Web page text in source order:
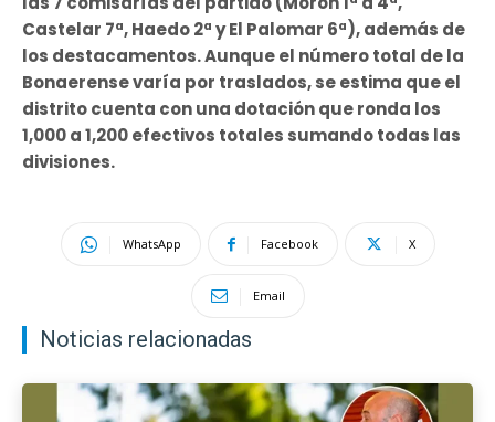
Castelar 7ª, Haedo 2ª y El Palomar 6ª), además de
los destacamentos. Aunque el número total de la
Bonaerense varía por traslados, se estima que el
distrito cuenta con una dotación que ronda los
1,000 a 1,200 efectivos totales sumando todas las
divisiones.
WhatsApp Facebook X
Email
Noticias relacionadas